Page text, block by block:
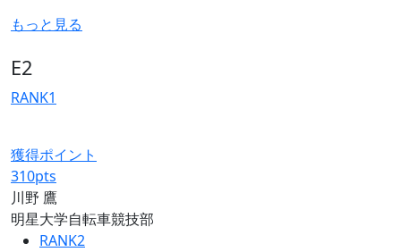
もっと見る
E2
RANK1
獲得ポイント
310pts
川野 鷹
明星大学自転車競技部
RANK2